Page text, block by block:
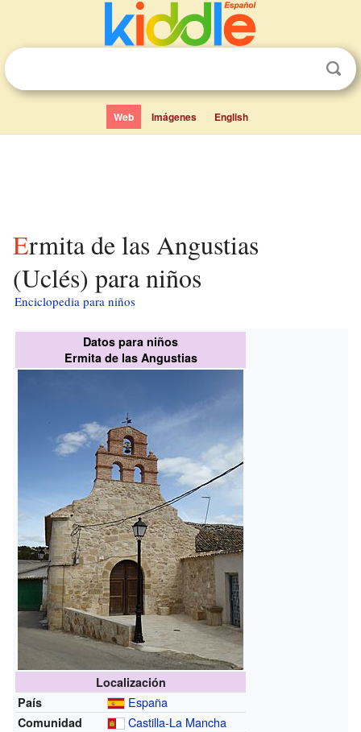
Web Imágenes English
Ermita de las Angustias
(Uclés) para niños
Enciclopedia para niños
Datos para niños
Ermita de las Angustias
Localización
País
España
Comunidad Castilla-La Mancha